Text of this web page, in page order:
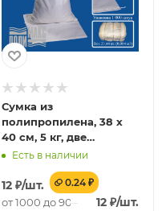
Сумка из
полипропилена, 38 х
40 см, 5 кг, две
пришивные ручки,
Есть в наличии
12 ₽/шт. 0.24 ₽
от 1000 до 9000 шт.
12 ₽/шт.